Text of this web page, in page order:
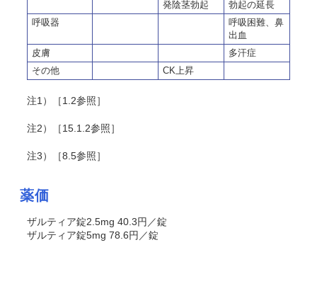
発陰茎勃起
勃起の延長
呼吸器
呼吸困難、鼻
出血
皮膚
多汗症
その他
CK上昇
注1）［1.2参照］
注2）［15.1.2参照］
注3）［8.5参照］
薬価
ザルティア錠2.5mg 40.3円／錠
ザルティア錠5mg 78.6円／錠